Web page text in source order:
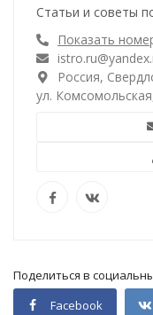
Статьи и советы
Показать
Россия,
ул.
Поделиться в
Facebook